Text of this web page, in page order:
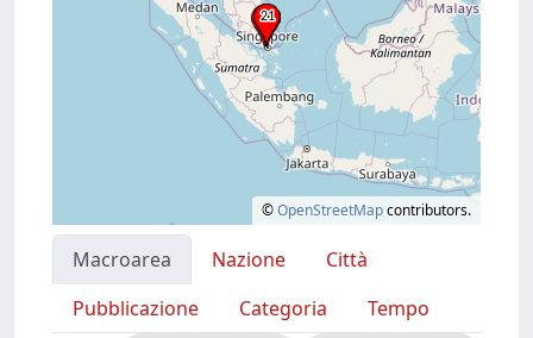
©OpenStreetMapcontributors.
Macroarea Nazione
Città
Pubblicazione
Categoria
Tempo